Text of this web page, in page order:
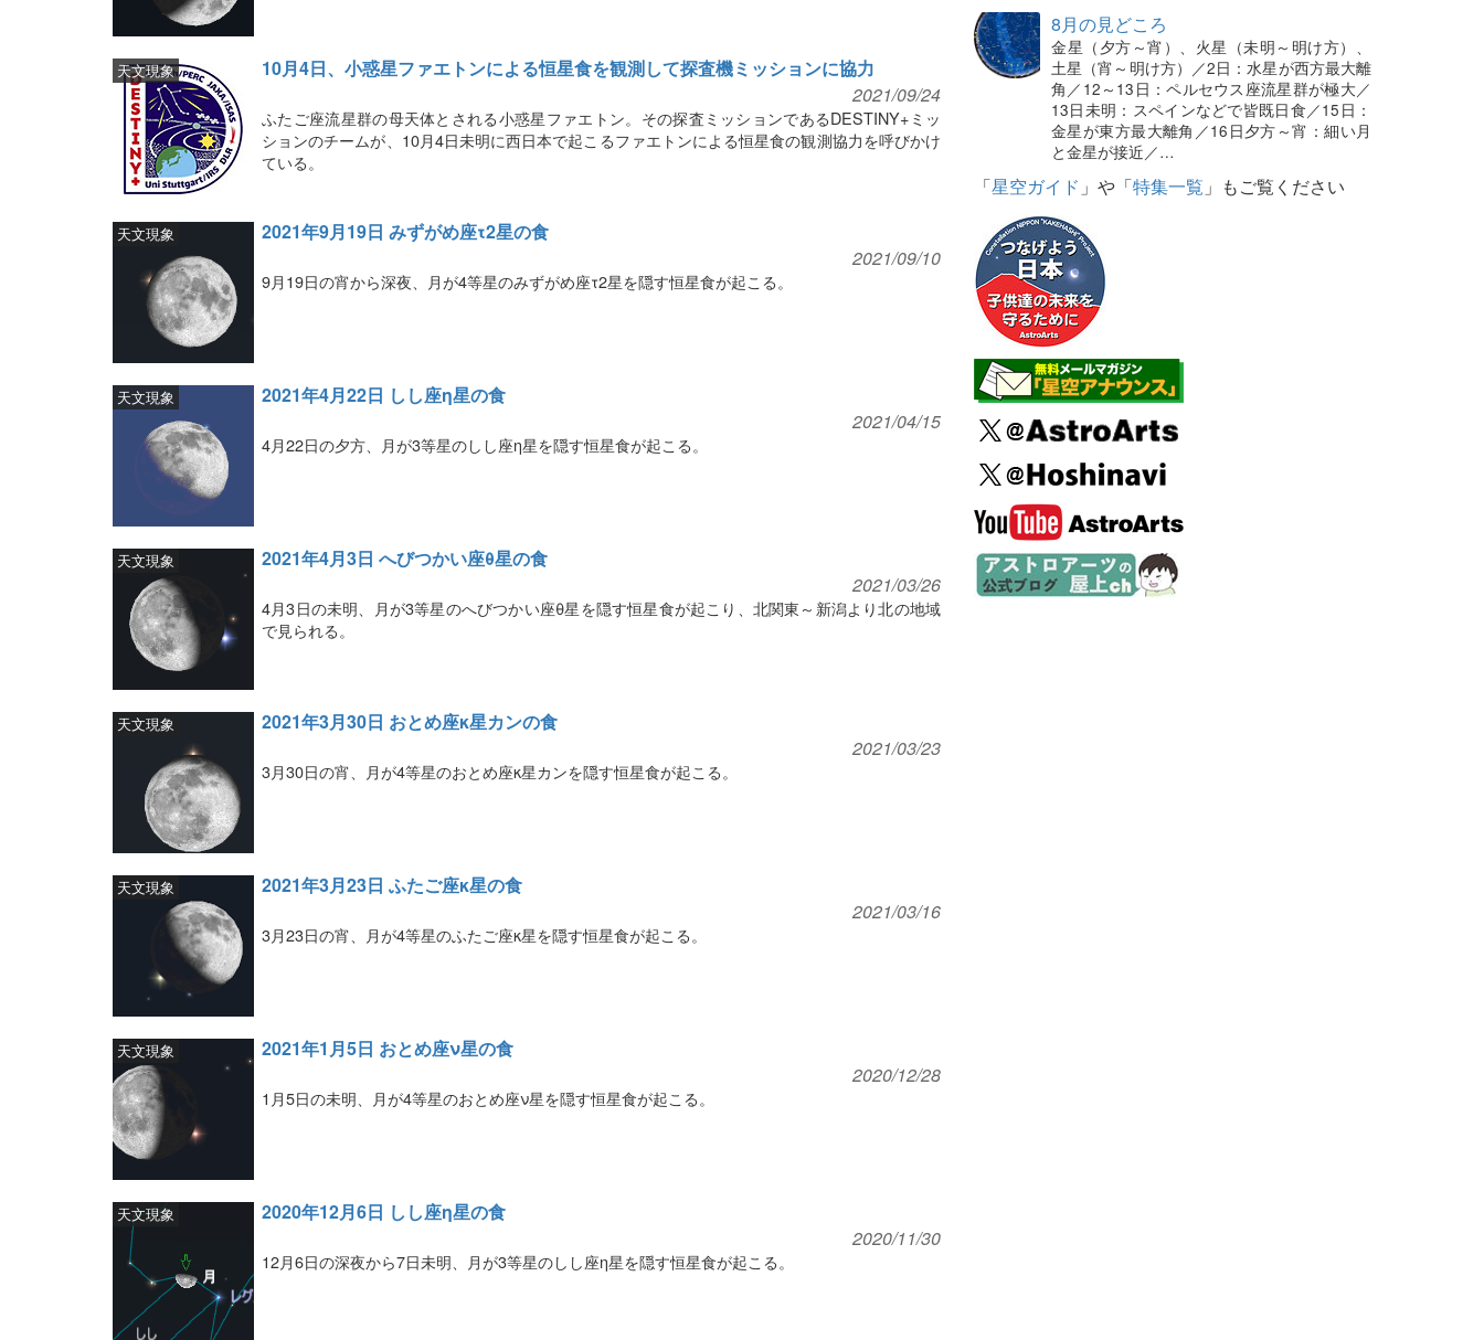
10月4日、小惑星ファエトンによる恒星食を観測して探査機ミッションに協力
天文現象
2021/09/24
ふたご座流星群の母天体とされる小惑星ファエトン。その探査ミッションであるDESTINY+ミッ
ションのチームが、10月4日未明に西日本で起こるファエトンによる恒星食の観測協力を呼びかけ
ている。
2021年9月19日 みずがめ座τ2星の食
天文現象
2021/09/10
9月19日の宵から深夜、月が4等星のみずがめ座τ2星を隠す恒星食が起こる。
2021年4月22日 しし座η星の食
天文現象
2021/04/15
4月22日の夕方、月が3等星のしし座η星を隠す恒星食が起こる。
2021年4月3日 へびつかい座θ星の食
天文現象
2021/03/26
4月3日の未明、月が3等星のへびつかい座θ星を隠す恒星食が起こり、北関東～新潟より北の地域
で見られる。
2021年3月30日 おとめ座κ星カンの食
天文現象
2021/03/23
3月30日の宵、月が4等星のおとめ座κ星カンを隠す恒星食が起こる。
2021年3月23日 ふたご座κ星の食
天文現象
2021/03/16
3月23日の宵、月が4等星のふたご座κ星を隠す恒星食が起こる。
2021年1月5日 おとめ座ν星の食
天文現象
2020/12/28
1月5日の未明、月が4等星のおとめ座ν星を隠す恒星食が起こる。
2020年12月6日 しし座η星の食
天文現象
2020/11/30
12月6日の深夜から7日未明、月が3等星のしし座η星を隠す恒星食が起こる。
8月の見どころ
金星（夕方～宵）、火星（未明～明け方）、
土星（宵～明け方）／2日：水星が西方最大離
角／12～13日：ペルセウス座流星群が極大／
13日未明：スペインなどで皆既日食／15日：
金星が東方最大離角／16日夕方～宵：細い月
と金星が接近／…
「星空ガイド 」や「特集一覧 」もご覧ください